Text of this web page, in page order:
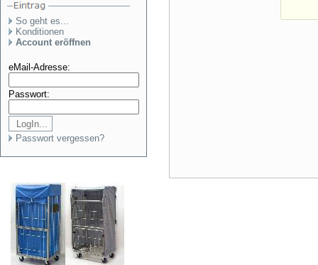
So geht es...
Konditionen
Account eröffnen
eMail-Adresse:
Passwort:
Passwort vergessen?